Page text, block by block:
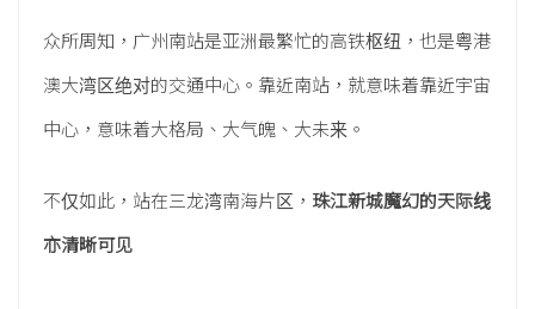
众所周知，广州南站是亚洲最繁忙的高铁枢纽，也是粤港
澳大湾区绝对的交通中心。靠近南站，就意味着靠近宇宙
中心，意味着大格局、大气魄、大未来。
不仅如此，站在三龙湾南海片区， 珠江新城魔幻的天际线
亦清晰可见